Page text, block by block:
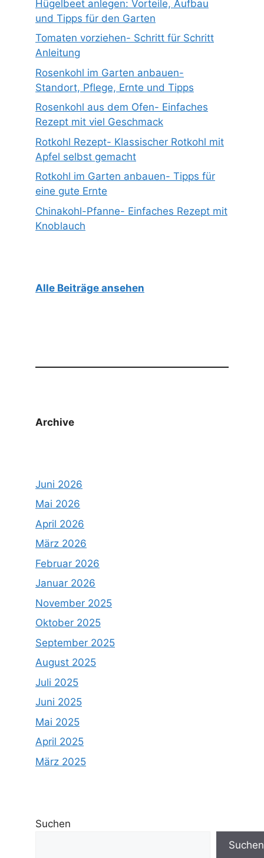
Hügelbeet anlegen: Vorteile, Aufbau
und Tipps für den Garten
Tomaten vorziehen- Schritt für Schritt
Anleitung
Rosenkohl im Garten anbauen-
Standort, Pflege, Ernte und Tipps
Rosenkohl aus dem Ofen- Einfaches
Rezept mit viel Geschmack
Rotkohl Rezept- Klassischer Rotkohl mit
Apfel selbst gemacht
Rotkohl im Garten anbauen- Tipps für
eine gute Ernte
Chinakohl-Pfanne- Einfaches Rezept mit
Knoblauch
Alle Beiträge ansehen
Archive
Juni 2026
Mai 2026
April 2026
März 2026
Februar 2026
Januar 2026
November 2025
Oktober 2025
September 2025
August 2025
Juli 2025
Juni 2025
Mai 2025
April 2025
März 2025
Suchen
Suchen